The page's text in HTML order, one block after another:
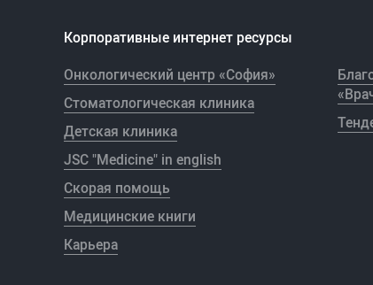
Корпоративные интернет ресурсы
Онкологический центр «София»
Стоматологическая клиника
Детская клиника
JSC "Medicine" in english
Скорая помощь
Медицинские книги
Карьера